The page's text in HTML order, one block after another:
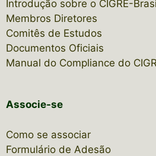
Introdução sobre o CIGRE-
Membros Diretores
Comitês de Estudos
Documentos Oficiais
Manual do Compliance do
Associe-se
Como se associar
Formulário de Adesão